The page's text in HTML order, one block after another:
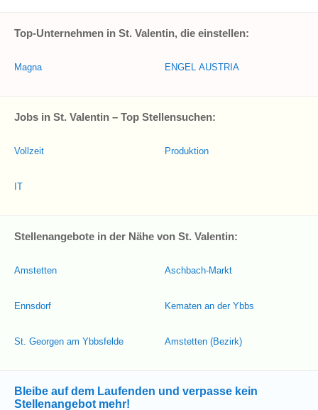
Top-Unternehmen in St. Valentin, die einstellen:
Magna ENGEL AUSTRIA
Jobs in St. Valentin – Top Stellensuchen:
Vollzeit
IT
Produktion
Stellenangebote in der Nähe von St. Valentin:
Amstetten
Ennsdorf
St. Georgen am Ybbsfelde
Aschbach-Markt
Kematen an der Ybbs
Amstetten (Bezirk)
Bleibe auf dem Laufenden und verpasse kein
Stellenangebot mehr!